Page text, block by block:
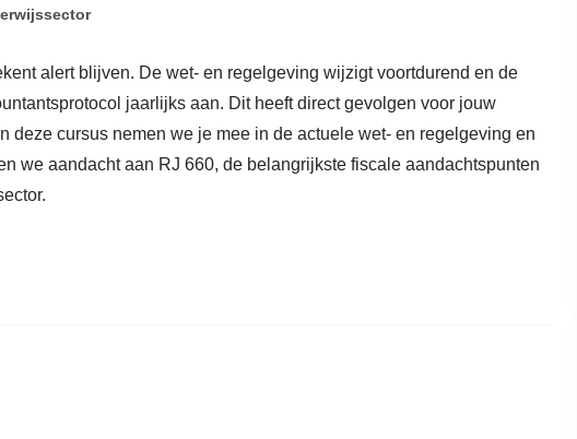
alert blijven. De wet- en regelgeving wijzigt voortdurend en de
jaarlijks aan. Dit heeft direct gevolgen voor jouw
deze cursus nemen we je mee in de actuele wet- en regelgeving en
we aandacht aan RJ 660, de belangrijkste fiscale aandachtspunten